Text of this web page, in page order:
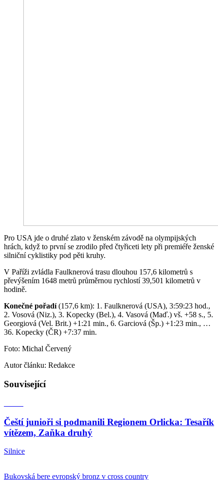
Pro USA jde o druhé zlato v ženském závodě na olympijských
hrách, když to první se zrodilo před čtyřiceti lety při premiéře ženské
silniční cyklistiky pod pěti kruhy.
V Paříži zvládla Faulknerová trasu dlouhou 157,6 kilometrů s
převýšením 1648 metrů průměrnou rychlostí 39,501 kilometrů v
hodině.
Konečné pořadí(157,6 km): 1. Faulknerová (USA), 3:59:23 hod.,
2. Vosová (Niz.), 3. Kopecky (Bel.), 4. Vasová (Maď.) vš. +58 s., 5.
Georgiová (Vel. Brit.) +1:21 min., 6. Garciová (Šp.) +1:23 min., …
36. Kopecky (ČR) +7:37 min.
Foto: Michal Červený
Autor článku: Redakce
Související
Čeští junioři si podmanili Regionem Orlicka: Tesařík
vítězem, Zaňka druhý
Silnice
Bukovská bere evropský bronz v cross country